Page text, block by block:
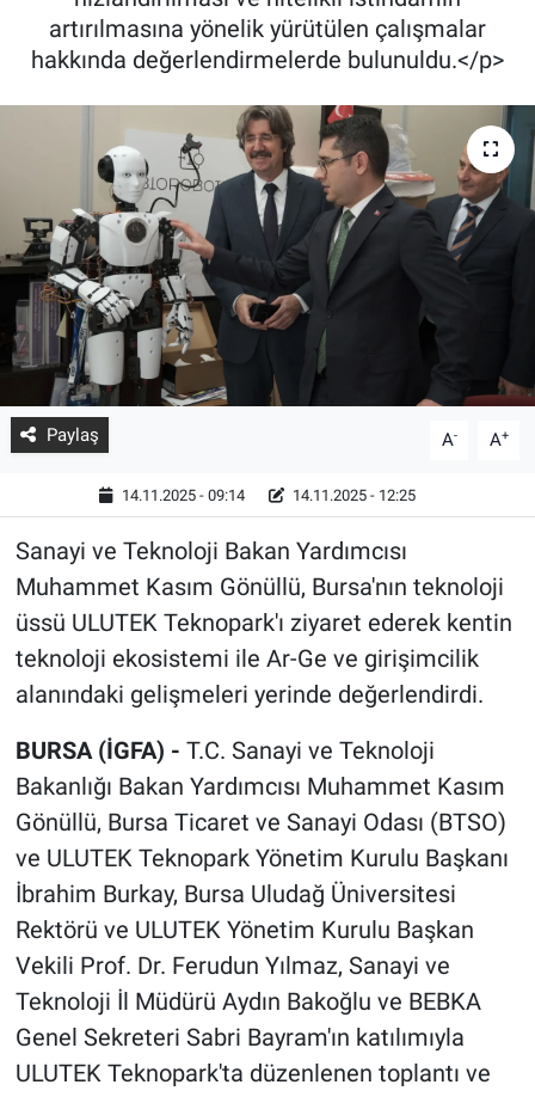
artırılmasına yönelik yürütülen çalışmalar
hakkında değerlendirmelerde bulunuldu.</p>
Paylaş A- A+
14.11.2025 - 09:14 14.11.2025 - 12:25
Sanayi ve Teknoloji Bakan Yardımcısı
Muhammet Kasım Gönüllü, Bursa'nın teknoloji
üssü ULUTEK Teknopark'ı ziyaret ederek kentin
teknoloji ekosistemi ile Ar-Ge ve girişimcilik
alanındaki gelişmeleri yerinde değerlendirdi.
BURSA (İGFA) - T.C. Sanayi ve Teknoloji
Bakanlığı Bakan Yardımcısı Muhammet Kasım
Gönüllü, Bursa Ticaret ve Sanayi Odası (BTSO)
ve ULUTEK Teknopark Yönetim Kurulu Başkanı
İbrahim Burkay, Bursa Uludağ Üniversitesi
Rektörü ve ULUTEK Yönetim Kurulu Başkan
Vekili Prof. Dr. Ferudun Yılmaz, Sanayi ve
Teknoloji İl Müdürü Aydın Bakoğlu ve BEBKA
Genel Sekreteri Sabri Bayram'ın katılımıyla
ULUTEK Teknopark'ta düzenlenen toplantı ve